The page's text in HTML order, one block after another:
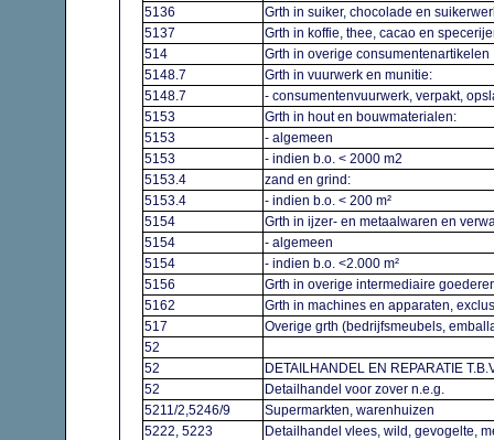
5136
Grth in suiker, chocolade en
5137
Grth in koffie, thee, cacao en
514
Grth in overige
5148.7
Grth in vuurwerk en munitie:
5148.7
- consumentenvuurwerk, verpakt,
5153
Grth in hout en bouwmaterialen:
5153
- algemeen
5153
- indien b.o. < 2000 m2
5153.4
zand en grind:
5153.4
- indien b.o. < 200 m²
5154
Grth in ijzer- en metaalwaren en
5154
- algemeen
5154
- indien b.o. <2.000 m²
5156
Grth in overige intermediaire
5162
Grth in machines en apparaten,
517
Overige grth (bedrijfsmeubels,
52
52
DETAILHANDEL EN REPARATIE
52
Detailhandel voor zover n.e.g.
5211/2,5246/9
Supermarkten, warenhuizen
5222, 5223
Detailhandel vlees, wild, gevogelte,